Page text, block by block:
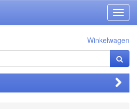
Winkelwagen